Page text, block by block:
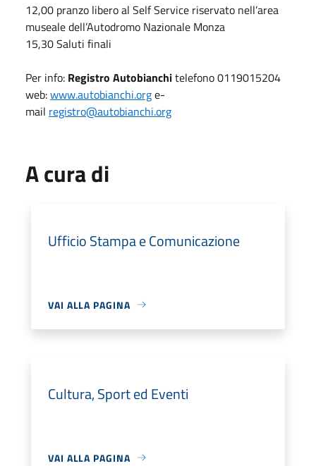
12,00 pranzo libero al Self Service riservato nell’area
museale dell’Autodromo Nazionale Monza
15,30 Saluti finali
Per info: Registro Autobianchitelefono 0119015204
web:www.autobianchi.orge-
mail registro@autobianchi.org
A cura di
Ufficio Stampa e Comunicazione
VAI ALLA PAGINA
Cultura, Sport ed Eventi
VAI ALLA PAGINA